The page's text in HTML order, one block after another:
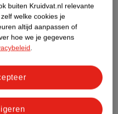
heeft (nog) geen Nature
buiten Kruidvat.nl relevante
welke cookies je
altijd aanpassen of
hoe we je gegevens
.